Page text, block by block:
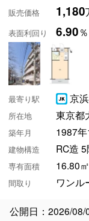
販売価格 1,180
表面利回り 6.90％
最寄り駅 京
所在地 東京都
築年月 1987年
建物構造 RC造
専有面積 16.80㎡
間取り ワンル
公開日：2026/08/